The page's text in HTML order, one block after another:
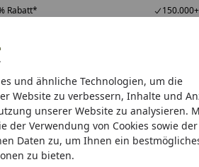
und ähnliche Technologien, um die
Website zu verbessern, Inhalte und
unserer Website zu analysieren.
der Verwendung von Cookies sowie der
Daten zu, um Ihnen ein
zu bieten.
Rabatt*
Bewertungen
Tipps & Tricks
Fahrradteile Zubehör